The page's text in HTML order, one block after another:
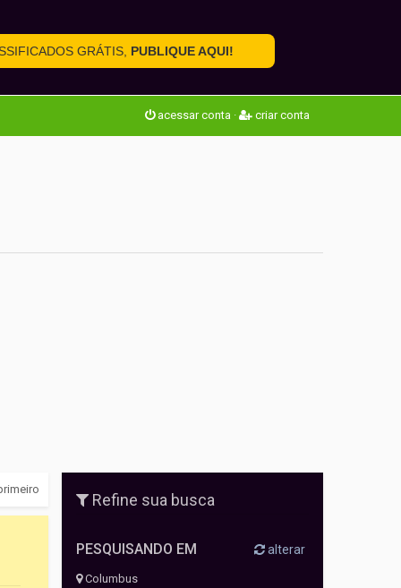
GRÁTIS, PUBLIQUE AQUI!
acessar conta · criar conta
Refine sua busca
PESQUISANDO EM alterar
Columbus